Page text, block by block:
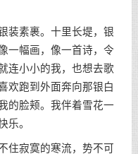
装素裹。十里长堤，银
一幅画，像一首诗，令
连小小的我，也想去歌
欢跑到外面奔向那银白
的脸颊。我伴着雪花一
乐。
住寂寞的寒流，势不可